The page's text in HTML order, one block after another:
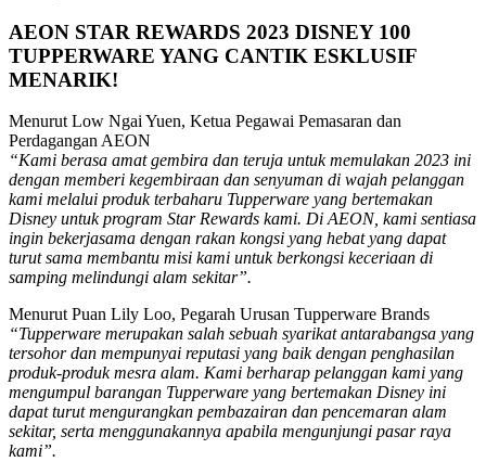
AEON STAR REWARDS 2023 DISNEY 100
TUPPERWARE YANG CANTIK ESKLUSIF
MENARIK!
Menurut Low Ngai Yuen, Ketua Pegawai Pemasaran dan
Perdagangan AEON
“Kami berasa amat gembira dan teruja untuk memulakan 2023 ini
dengan memberi kegembiraan dan senyuman di wajah pelanggan
kami melalui produk terbaharu Tupperware yang bertemakan
Disney untuk program Star Rewards kami. Di AEON, kami sentiasa
ingin bekerjasama dengan rakan kongsi yang hebat yang dapat
turut sama membantu misi kami untuk berkongsi keceriaan di
samping melindungi alam sekitar”.
Menurut Puan Lily Loo, Pegarah Urusan Tupperware Brands
“Tupperware merupakan salah sebuah syarikat antarabangsa yang
tersohor dan mempunyai reputasi yang baik dengan penghasilan
produk-produk mesra alam. Kami berharap pelanggan kami yang
mengumpul barangan Tupperware yang bertemakan Disney ini
dapat turut mengurangkan pembazairan dan pencemaran alam
sekitar, serta menggunakannya apabila mengunjungi pasar raya
kami”.